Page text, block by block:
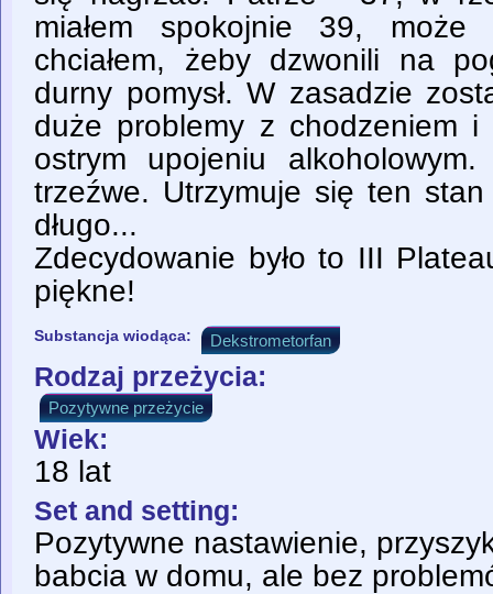
miałem spokojnie 39,
chciałem, żeby dzwonili na
durny pomysł. W zasadzie
duże problemy z chodzeniem i
ostrym upojeniu
trzeźwe. Utrzymuje się ten
długo...
Zdecydowanie było to III
piękne!
Substancja wiodąca: Dekstrometorfan
Rodzaj przeżycia:
Pozytywne przeżycie
Wiek:
18 lat
Set and setting:
Pozytywne nastawienie,
babcia w domu, ale bez